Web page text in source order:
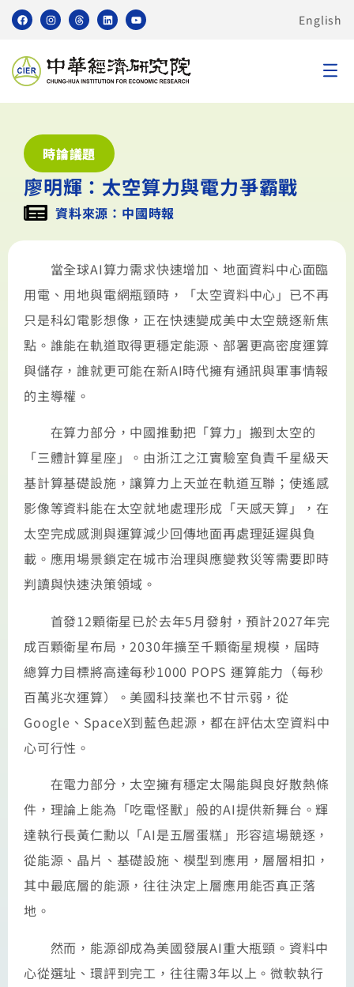
English
時論議題
廖明輝：太空算力與電力爭霸戰
資料來源：中國時報
當全球AI算力需求快速增加、地面資料中心面臨
用電、用地與電網瓶頸時，「太空資料中心」已不再
只是科幻電影想像，正在快速變成美中太空競逐新焦
點。誰能在軌道取得更穩定能源、部署更高密度運算
與儲存，誰就更可能在新AI時代擁有通訊與軍事情報
的主導權。
在算力部分，中國推動把「算力」搬到太空的
「三體計算星座」。由浙江之江實驗室負責千星級天
基計算基礎設施，讓算力上天並在軌道互聯；使遙感
影像等資料能在太空就地處理形成「天感天算」，在
太空完成感測與運算減少回傳地面再處理延遲與負
載。應用場景鎖定在城市治理與應變救災等需要即時
判讀與快速決策領域。
首發12顆衛星已於去年5月發射，預計2027年完
成百顆衛星布局，2030年擴至千顆衛星規模，屆時
總算力目標將高達每秒1000 POPS 運算能力（每秒
百萬兆次運算）。美國科技業也不甘示弱，從
Google、SpaceX到藍色起源，都在評估太空資料中
心可行性。
在電力部分，太空擁有穩定太陽能與良好散熱條
件，理論上能為「吃電怪獸」般的AI提供新舞台。輝
達執行長黃仁勳以「AI是五層蛋糕」形容這場競逐，
從能源、晶片、基礎設施、模型到應用，層層相扣，
其中最底層的能源，往往決定上層應用能否真正落
地。
然而，能源卻成為美國發展AI重大瓶頸。資料中
心從選址、環評到完工，往往需3年以上。微軟執行